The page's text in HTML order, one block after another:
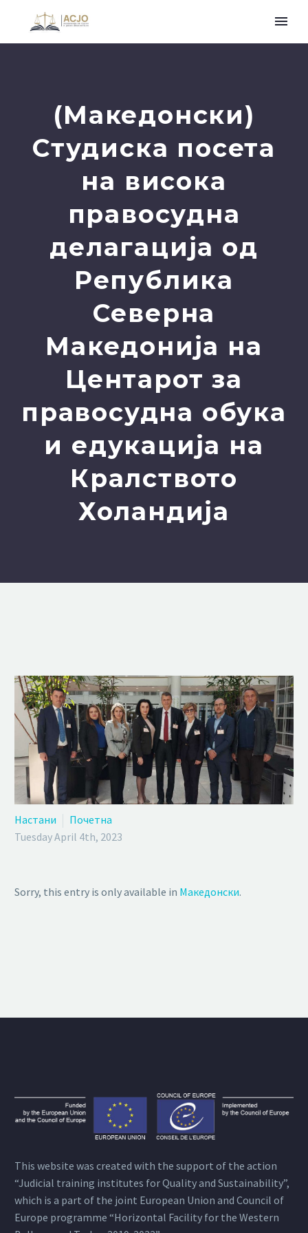
(Македонски)
Студиска посета
на висока
правосудна
делагација од
Република
Северна
Македонија на
Центарот за
правосудна обука
и едукација на
Кралството
Холандија
Настани
Почетна
Tuesday April 4th, 2023
Sorry, this entry is only available in Македонски.
This website was created with the support of the action
“Judicial training institutes for Quality and Sustainability”,
which is a part of the joint European Union and Council of
Europe programme “Horizontal Facility for the Western